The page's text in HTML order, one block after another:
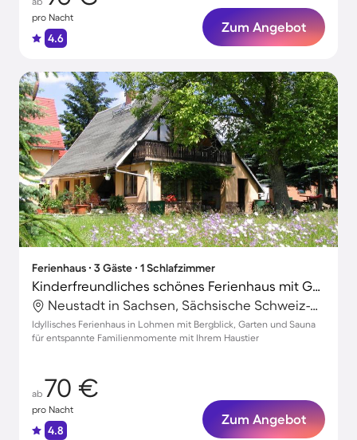
pro Nacht
4.6
Zum Angebot
Ferienhaus ∙ 3 Gäste ∙ 1 Schlafzimmer
Kinderfreundliches schönes Ferienhaus mit Garten, Grill und Sauna | Bergblick | Hunde erlaubt
Neustadt in Sachsen, Sächsische Schweiz-Osterzgebirge, Deutschland
Idyllisches Ferienhaus in Lohmen mit Bergblick, Garten und Sauna
für entspannte Familienmomente mit Ihrem Haustier
ab 70 €
pro Nacht
4.8
Zum Angebot